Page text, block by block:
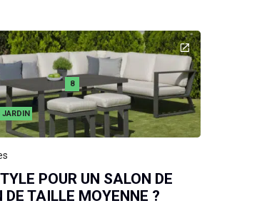
8
JARDIN
POUR UN SALON DE
DE TAILLE MOYENNE ?